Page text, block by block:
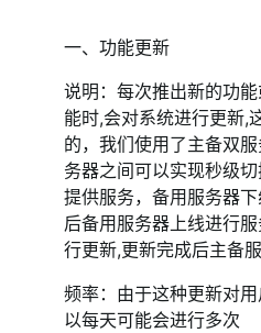
购买问题
账号问题
安全与审核
常见问题FAQ
一、功能更新
说明：每次推出新的功
能时,会对系统进行更新,
的，我们使用了主备双
务器之间可以实现秒级
提供服务，备用服务器
后备用服务器上线进行
行更新,更新完成后主备
频率：由于这种更新对
以每天可能会进行多次